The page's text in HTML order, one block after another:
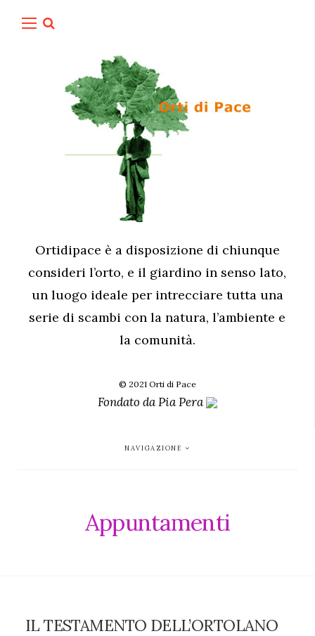
Ortidipace è a disposizione di chiunque
consideri l’orto, e il giardino in senso lato,
un luogo ideale per intrecciare tutta una
serie di scambi con la natura, l’ambiente e
la comunità.
© 2021 Orti di Pace
Fondato daPia Pera
NAVIGAZIONE
Appuntamenti
IL TESTAMENTO DELL’ORTOLANO